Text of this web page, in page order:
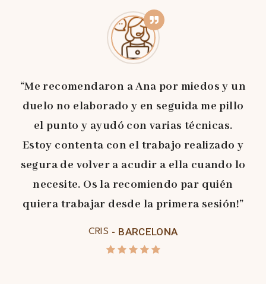
“Me recomendaron a Ana por miedos y un
duelo no elaborado y en seguida me pillo
el punto y ayudó con varias técnicas.
Estoy contenta con el trabajo realizado y
segura de volver a acudir a ella cuando lo
necesite. Os la recomiendo par quién
quiera trabajar desde la primera sesión!”
CRIS BARCELONA